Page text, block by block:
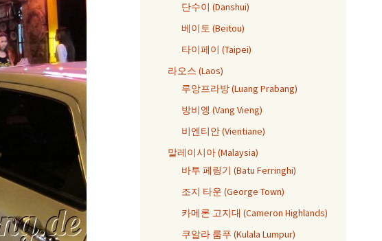
단수이 (Danshui)
베이토 (Beitou)
타이페이 (Taipei)
라오스 (Laos)
루앙프라방 (Luang Prabang)
방비엥 (Vang Vieng)
비엔티안 (Vientiane)
말레이시아 (Malaysia)
바투 페링기 (Batu Ferringhi)
조지 타운 (George Town)
카메론 고지대 (Cameron Highlands)
쿠알라 룸푸 (Kulala Lumpur)